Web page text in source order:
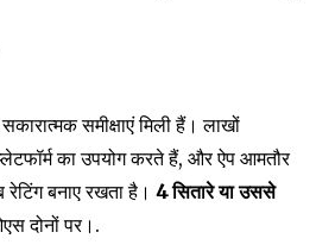
समीक्षाएं मिली हैं। लाखों
का उपयोग करते हैं, और ऐप आमतौर
बनाए रखता है। 4 सितारे या उससे
दोनों पर।.